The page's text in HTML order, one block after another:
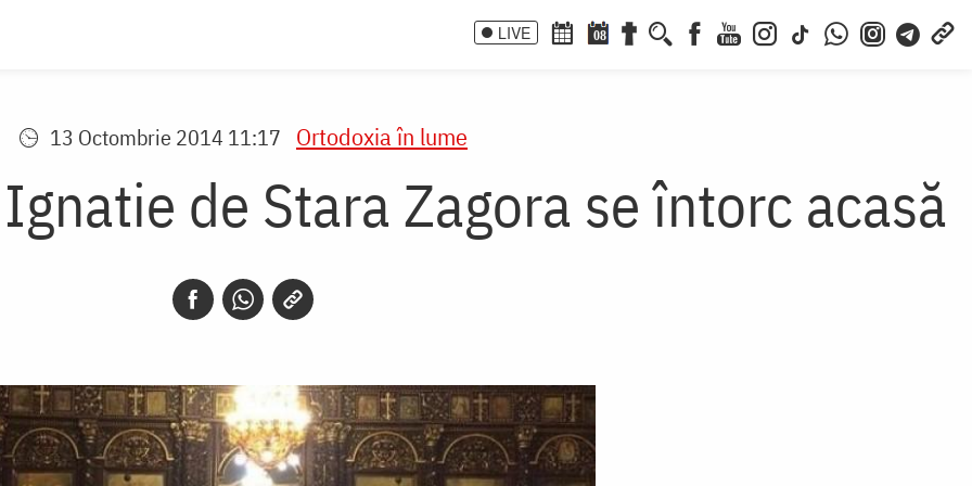
LIVE 08
13 Octombrie 2014 11:17 Ortodoxia în lume
de Stara Zagora se întorc acasă